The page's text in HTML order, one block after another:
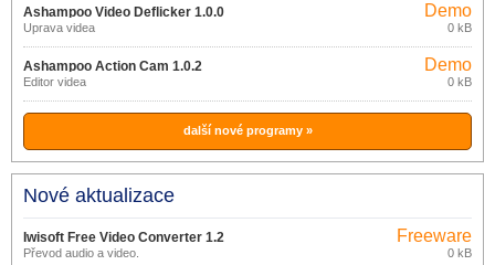
Ashampoo Video Deflicker 1.0.0
Úprava videa
Demo
0 kB
Ashampoo Action Cam 1.0.2
Editor videa
Demo
0 kB
další nové programy »
Nové aktualizace
Iwisoft Free Video Converter 1.2
Převod audio a video.
Freeware
0 kB